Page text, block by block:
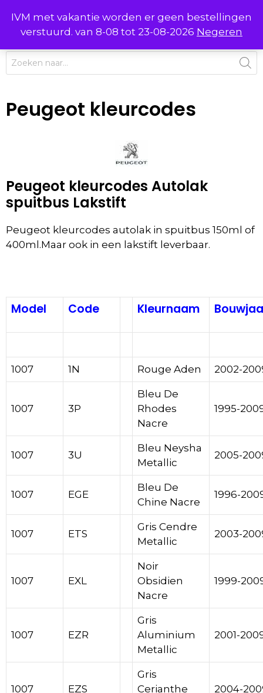
IVM met vakantie worden er geen bestellingen
verstuurd. van 8-08 tot 23-08-2026 Negeren
naar
inhoud
0 MENU
Producten
zoeken
Peugeot kleurcodes
Peugeot kleurcodes Autolak
spuitbus Lakstift
Peugeot kleurcodes autolak in spuitbus 150ml of
400ml.Maar ook in een lakstift leverbaar.
Model Code Kleurnaam
1007 1N Rouge Aden 2002-
1007 3P
Bleu De
Rhodes
Nacre
1995-
1007 3U
Bleu Neysha
Metallic
2005-
1007 EGE
Bleu De
Chine Nacre
1996-
1007 ETS
Gris Cendre
Metallic
2003-
1007 EXL
Noir
Obsidien
Nacre
1999-
1007 EZR
Gris
Aluminium
Metallic
2001-
1007 EZS
Gris
Cerianthe
2004-